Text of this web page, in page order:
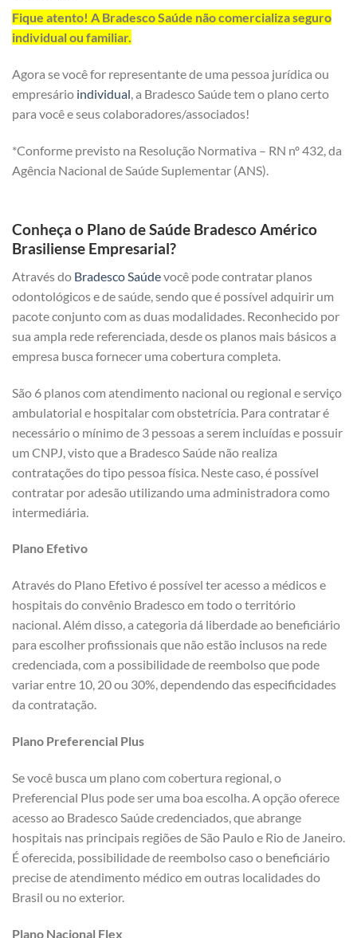
Fique atento! A Bradesco Saúde não comercializa seguro
individual ou familiar.
Agora se você for representante de uma pessoa jurídica ou
empresário individual , a Bradesco Saúde tem o plano certo
para você e seus colaboradores/associados!
*Conforme previsto na Resolução Normativa – RN nº 432, da
Agência Nacional de Saúde Suplementar (ANS).
Conheça o Plano de Saúde Bradesco Américo
Brasiliense Empresarial?
Através do Bradesco Saúdevocê pode contratar planos
odontológicos e de saúde, sendo que é possível adquirir um
pacote conjunto com as duas modalidades. Reconhecido por
sua ampla rede referenciada, desde os planos mais básicos a
empresa busca fornecer uma cobertura completa.
São 6 planos com atendimento nacional ou regional e serviço
ambulatorial e hospitalar com obstetrícia. Para contratar é
necessário o mínimo de 3 pessoas a serem incluídas e possuir
um CNPJ, visto que a Bradesco Saúde não realiza
contratações do tipo pessoa física. Neste caso, é possível
contratar por adesão utilizando uma administradora como
intermediária.
Plano Efetivo
Através do Plano Efetivo é possível ter acesso a médicos e
hospitais do convênio Bradesco em todo o território
nacional. Além disso, a categoria dá liberdade ao beneficiário
para escolher profissionais que não estão inclusos na rede
credenciada, com a possibilidade de reembolso que pode
variar entre 10, 20 ou 30%, dependendo das especificidades
da contratação.
Plano Preferencial Plus
Se você busca um plano com cobertura regional, o
Preferencial Plus pode ser uma boa escolha. A opção oferece
acesso ao Bradesco Saúde credenciados, que abrange
hospitais nas principais regiões de São Paulo e Rio de Janeiro.
É oferecida, possibilidade de reembolso caso o beneficiário
precise de atendimento médico em outras localidades do
Brasil ou no exterior.
Plano Nacional Flex